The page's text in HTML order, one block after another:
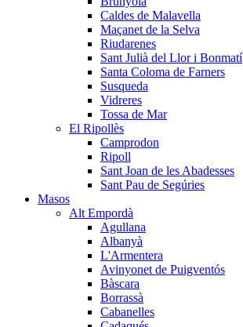
Caldes de Malavella
Maçanet de la Selva
Riudarenes
Sant Julià del Llor i Bonmatí
Santa Coloma de Farners
Susqueda
Vidreres
Tossa de Mar
El Ripollès
Camprodon
Ripoll
Sant Joan de les Abadesses
Sant Pau de Segúries
Masos
Alt Empordà
Agullana
Albanyà
L'Armentera
Avinyonet de Puigventós
Bàscara
Borrassà
Cabanelles